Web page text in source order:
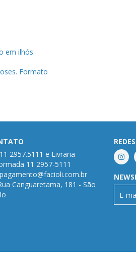
em ilhós.
Formato
11 2957.5111 e Livraria
11 2957-5111
pagamento@facioli.com.br
Canguaretama, 181 - São